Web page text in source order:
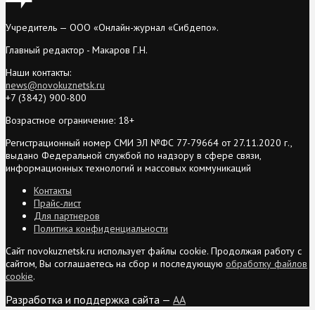
Учредитель — ООО «Онлайн-журнал «Сибдепо».
Главный редактор - Макаров Г.Н.
Наши контакты:
news@novokuznetsk.ru
+7 (3842) 900-800
Возрастное ограничение: 18+
Регистрационный номер СМИ ЭЛ №ФС 77-79664 от 27.11.2020 г.,
выдано Федеральной службой по надзору в сфере связи,
информационных технологий и массовых коммуникаций
Контакты
Прайс-лист
Для партнеров
Политика конфиденциальности
Сайт novokuznetsk.ru использует файлы cookie. Продолжая работу с
сайтом, Вы соглашаетесь на сбор и последующую обработку файлов
cookie.
Разработка и поддержка сайта — AA